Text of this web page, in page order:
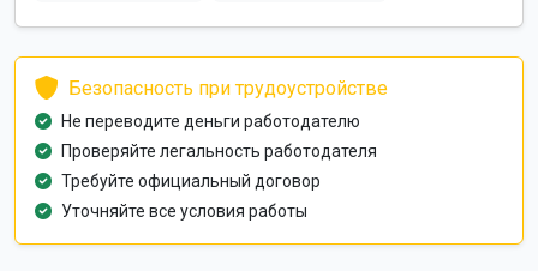
Безопасность при трудоустройстве
Не переводите деньги работодателю
Проверяйте легальность работодателя
Требуйте официальный договор
Уточняйте все условия работы